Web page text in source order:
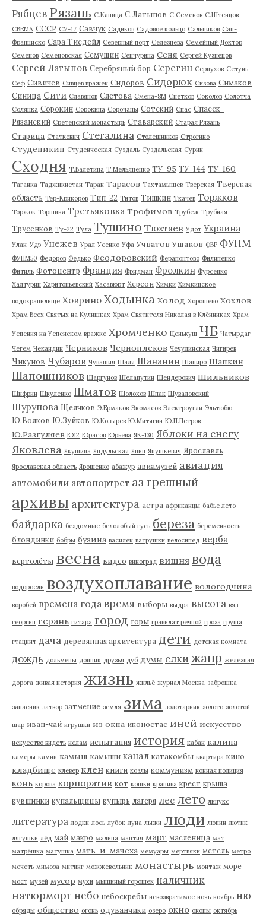
Рябцев Рязань С.Капица С.Латыпов С.Семенов С.Штенцов
СВЕМА СССР СУ-17 Савчук Садиков Садовое кольцо Сальников Сан-
Франциско Сара Тисдейл Северный порт Селезнева Семейный Доктор
Семенов Семеновская Семушин Сенчурина Сеня Сергей Кузнецов
Сергей Латыпов Серебряный бор Серегин Серпухов Сетунь
Сеф Сивичев Сивцев вражек Сидоров Сидорюк Сизова Симаков
Синица Сити Славянов Слетова Смена-8М Снетков Соколов Солотча
Солянка Сорокин Сорокина Сорочаны Сотский Спас Спасск-
Рязанский Сретенский монастырь Ставарский Старая Рязань
Старица Статкевич Стегалина Столешников Строгино
Студеникин Студенческая Суздаль Суздальская Сурин
Сходня Т.Валетина Т.Мельяненко ТУ-95 ТУ-144 ТУ-160
Таганка Таджикистан Таран Тарасов Тахтамышев Тверская Тверская
область Тер-Крикоров Тип-22 Титов Тишкин Ткачев Торжков
Торжок Торшина Третьяковка Трофимов Трубеж Трубная
Трусенков Ту-22 Тула Тушино Тюхтяев Удот Украина
Улан-Удэ Унежев Урал Усенко Уфа Учватов Ушаков ФВР ФУПМ
ФУПМ50 Федоров Федько Феодоровский Ферапонтово Филипенко
Фитиль Фотоцентр Франция Фридман Фролкин Фурсенко
Халтурин Харитоньевский Хасавюрт Херсон Химки Химкинское
водохранилище Ховрино Ходынка Холод Хорошево Хохлов
Храм Всех Святых на Кулишках Храм Святителя Николая в Клённиках Храм
Успения на Успенском вражке Хромченко Ценькуш ЧБ Чатырдаг
Чегем Чекандин Черников Черноплеков Чечулинская Чигирев
Чикунов Чубаров Чувашия Шаля Шананин Шапиро Шапкин
Шапошников Шаргунов Шелапутин Шендерович Шильников
Шифрин Шкуленко Шматов Шолохов Шпак Шуваловский
Шурупова Щелчков Э.Ермаков Экомасов Электроугли Эльтюбю
Ю.Волков Ю.Зуйков Ю.Козырев Ю.Митягин Ю.П.Петров
Ю.Разгуляев Ю12 Юрасов Юрьева ЯК-130 Яблоки на снегу
Яковлева Якушина Яндульская Янин Янушкевич Ярославль
Ярославская область Ярошенко абажур авиамузей авиация
автомобили автопортрет аз грешный
архивы архитектура астра африканцы бабье лето
байдарка бездомные белолобый гусь береза беременность
блондинки бобры бузина василек ватрушки велосипед верба
вертолёты весна видео виноград вишня вода
водоросли воздухоплавание вологодчина
воробей времена года время выборы выдра высота вяз
георгин герань гитара город горы гравилат речной гроза груша
гтацинт дача деревянная архитектура дети детская комната
дождь дольмены донник друзья дуб думы елки жанр железная
дорога живая история жизнь жильё журнал Москва заброшка
запасник затвор затмение земля зима золотарник золото золотой
шар иван-чай игрушки из окна иконостас иней искусство
искусство видеть ислам испытания история кабан калина
камеры камни камыш камыши канал катакомбы квартира кино
кладбище клевер клен книги козлы коммунизм конная полиция
конь корова корпоратив кот кошки крапива крест крыша
кувшинки купальщицы купырь лагеря лес лето линукс
литература лодки лось лубок луна лыжи люди люпин лютик
лягушки лёд май макро малина мантия март масленица мат
матрёшка матушка мать-и-мачеха мемуары мертвяки метель метро
мечеть мимоза митинг можжевельник монастырь монтаж море
мост музей мусор мухи мышиный горошек наличник
натюрморт небо небоскребы невозвратимое ночь ноябрь ню
обряды общество огонь одуванчики озеро окно окопы октябрь